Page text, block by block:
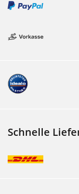
Schnelle